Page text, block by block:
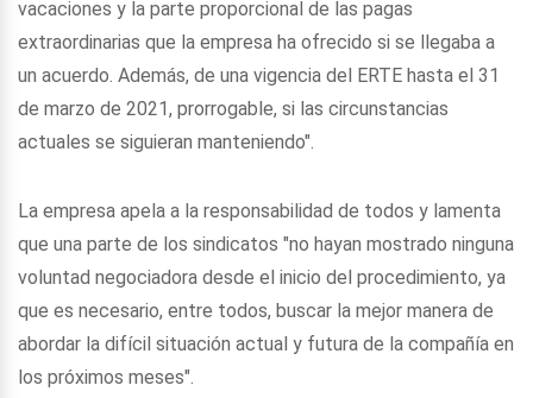
vacaciones y la parte proporcional de las pagas
extraordinarias que la empresa ha ofrecido si se llegaba a
un acuerdo. Además, de una vigencia del ERTE hasta el 31
de marzo de 2021, prorrogable, si las circunstancias
actuales se siguieran manteniendo".
La empresa apela a la responsabilidad de todos y lamenta
que una parte de los sindicatos "no hayan mostrado ninguna
voluntad negociadora desde el inicio del procedimiento, ya
que es necesario, entre todos, buscar la mejor manera de
abordar la difícil situación actual y futura de la compañía en
los próximos meses".